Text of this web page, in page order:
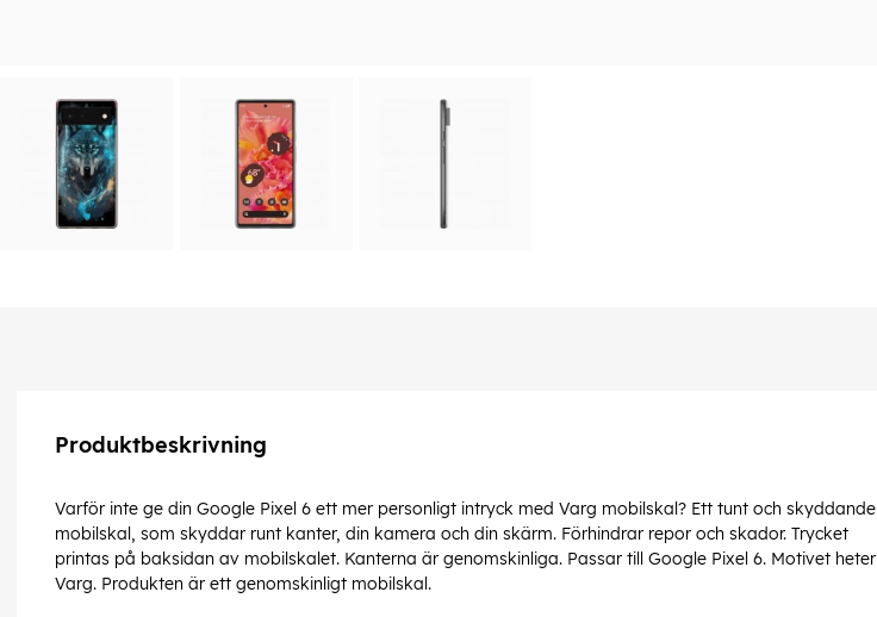
Produktbeskrivning
Varför inte ge din Google Pixel 6 ett mer personligt intryck med Varg mobilskal? Ett tunt och skyddande
mobilskal, som skyddar runt kanter, din kamera och din skärm. Förhindrar repor och skador. Trycket
printas på baksidan av mobilskalet. Kanterna är genomskinliga. Passar till Google Pixel 6. Motivet heter
Varg. Produkten är ett genomskinligt mobilskal.